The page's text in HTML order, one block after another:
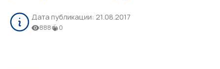
Дата публикации: 21.08.2017
888 0